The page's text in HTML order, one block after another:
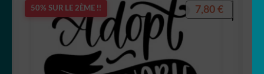
50% SUR LE 2ÈME !! 7,80 €